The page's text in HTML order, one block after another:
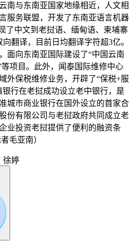
南与东南亚国家地缘相近，人文相
服务联盟，开发了东南亚语言机器
了中文到老挝语、缅甸语、柬埔寨
翻译，目前日均翻译字符超3亿。
面向东南亚国际建设了“中国云南
项目。此外，闻泰国际维修中心
外保税维修业务，开辟了“保税+服
行在老挝成功设立老中银行，是
城市商业银行在国外设立的首家合
份有限公司与老挝政府共同成立老
业投资老挝提供了便利的融资条
毛亚南）
徐婷